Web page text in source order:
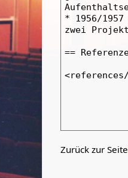
Zurück zur Seite